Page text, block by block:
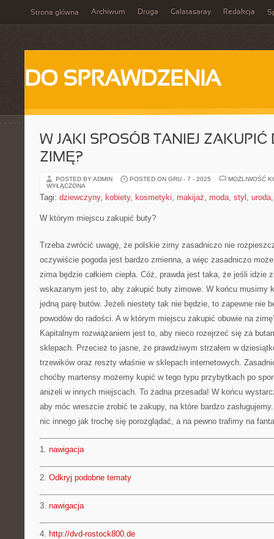
Strona główna Archiwum Druga Galatasaray Redakcja
DO SPRAWDZENIA
W JAKI SPOSÓB TANIEJ ZAKUPIĆ
ZIMĘ?
POSTED BY ADMIN POSTED ON GRU - 7 - 2025
MOŻLIWOŚĆ
WYŁĄCZONA
Tagi: dziewczyny, kobiety, kosmetyki, makijaż, moda, styl , uroda
W którym miejscu zakupić buty?
Trzeba zwrócić uwagę, że polskie zimy zasadniczo nie
oczywiście pogoda jest bardzo zmienna, a więc zasadniczo
zima będzie całkiem ciepła. Cóż, prawda jest taka, że jeśli idzie
wskazanym jest to, aby zakupić buty zimowe. W końcu musimy
jedną parę butów. Jeżeli niestety tak nie będzie, to zapewne nie
powodów do radości. A w którym miejscu zakupić obuwie na
Kapitalnym rozwiązaniem jest to, aby nieco rozejrzeć się za
sklepach. Przecież to jasne, że prawdziwym strzałem w
trzewików oraz reszty właśnie w sklepach internetowych.
choćby martensy możemy kupić w tego typu przybytkach po
aniżeli w innych miejscach. To żadna przesada! W końcu
aby móc wreszcie zrobić te zakupy, na które bardzo
nic innego jak trochę się porozglądać, a na pewno trafimy na
1. nawigacja
2. Odkryj podobne tematy
3. nawigacja
4. http://dvd-rostock800.de